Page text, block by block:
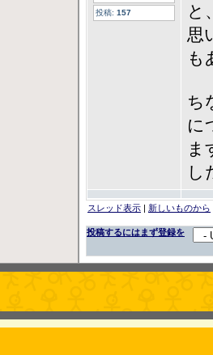
投稿: 157
と
思
も
ち
に
ま
し
スレッド表示 | 新しいものから
投稿するにはまず登録を